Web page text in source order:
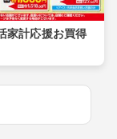
家計応援お買得